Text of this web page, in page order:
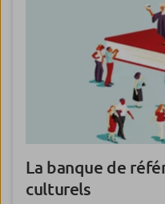
La banque de
culturels